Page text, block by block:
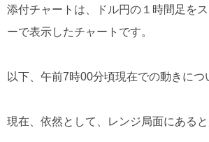
添付チャートは、ドル円の１時間足を
ーで表示したチャートです。
以下、午前7時00分頃現在での動きにつ
現在、依然として、レンジ局面にあると